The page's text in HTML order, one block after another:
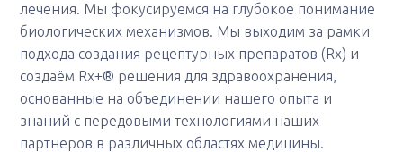
лечения. Мы фокусируемся на глубокое понимание
биологических механизмов. Мы выходим за рамки
подхода создания рецептурных препаратов (Rx) и
создаём Rx+® решения для здравоохранения,
основанные на объединении нашего опыта и
знаний с передовыми технологиями наших
партнеров в различных областях медицины.